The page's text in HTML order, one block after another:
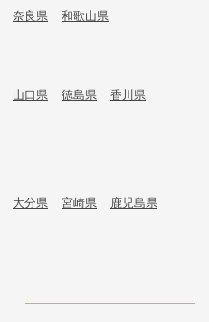
奈良県 和歌山県
山口県 徳島県 香川県
大分県 宮崎県 鹿児島県